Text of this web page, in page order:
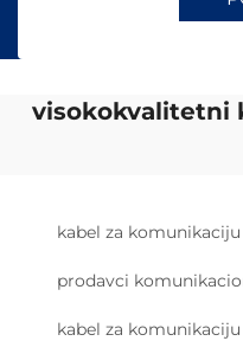
visokokvalitetni
kabel za komunikaciju
prodavci
kabel za